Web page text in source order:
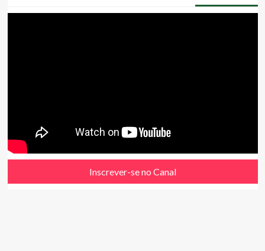
Inscrever-se no Canal